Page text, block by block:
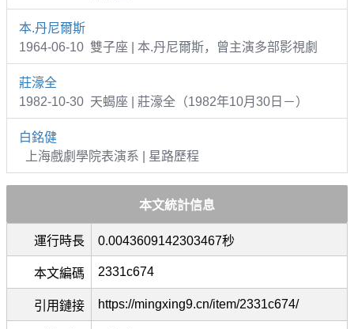
本.丹尼爾斯
1964-06-10 雙子座 | 本.丹尼爾斯，曾主演多部影視劇
莊濠全
1982-10-30 天蝎座 | 莊濠全（1982年10月30日－）
白銘健
上海戲劇學院表演系 | 星路歷程
本文統計信息
運行時長 0.0043609142303467秒
本文編碼 2331c674
引用鏈接 https://mingxing9.cn/item/2331c674/